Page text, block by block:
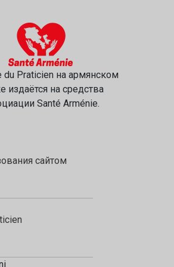
du Praticien на армянском
издаётся на средства
Santé Arménie.
сайтом